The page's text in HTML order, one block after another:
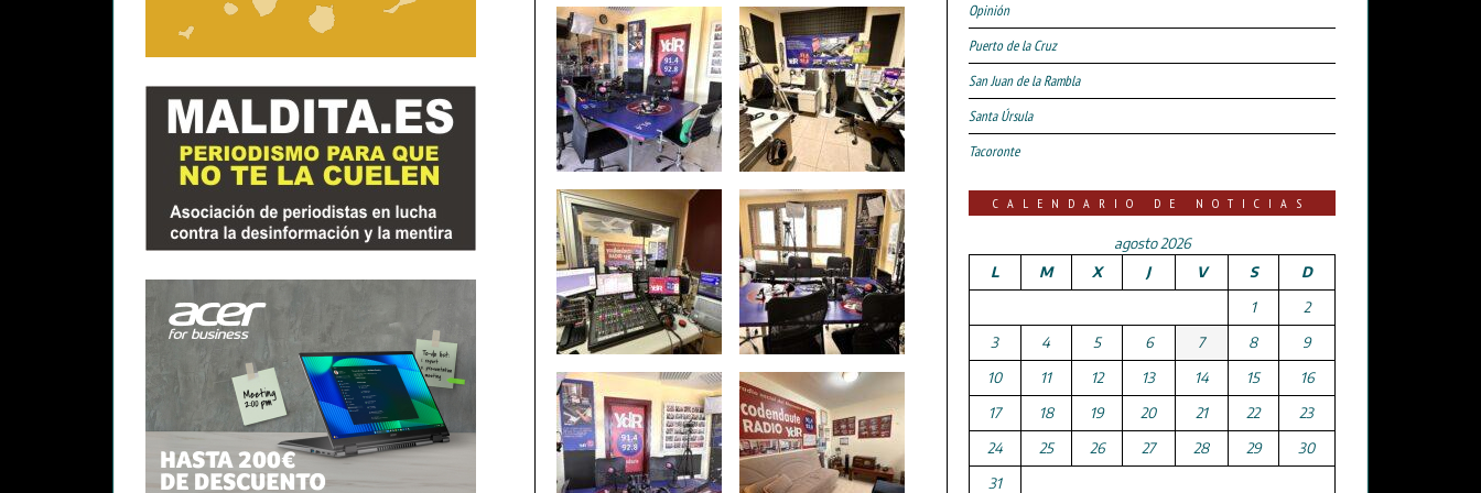
Opinión
Puerto de la Cruz
San Juan de la Rambla
Santa Úrsula
Tacoronte
CALENDARIO DE NOTICIAS
agosto 2026
L
M X J V S
D
1
2
3
4 5 6 7 8
9
10
11 12 13 14 15
16
17
18 19 20 21 22
23
24
25 26 27 28 29
30
31